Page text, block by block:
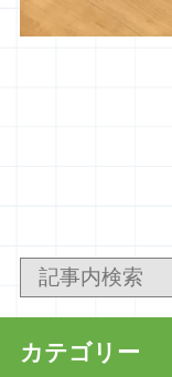
カテゴリー